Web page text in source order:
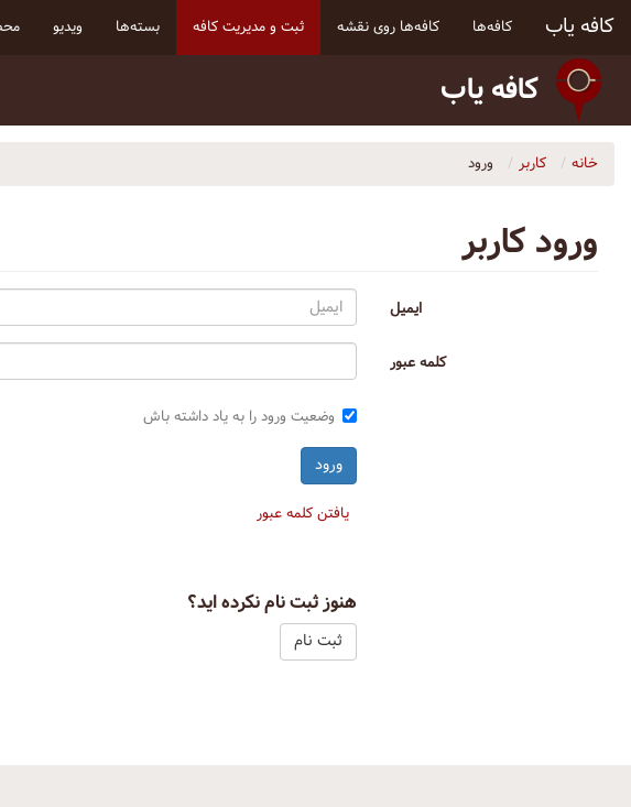
کافه یاب کافه‌ها کافه‌ها روی نقشه ثبت و مدیریت کافه بسته‌ها ویدیو
کافه یاب
خانه کاربر ورود
ورود کاربر
ایمیل
کلمه عبور
وضعیت ورود را به یاد داشته باش
یافتن کلمه عبور
هنوز ثبت نام نکرده اید؟
ثبت نام